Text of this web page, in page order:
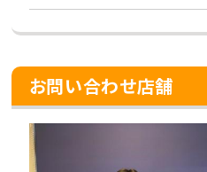
お問い合わせ店舗